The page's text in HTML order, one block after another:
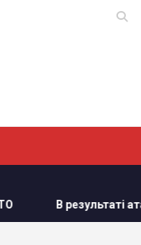
атаки РФ знищено